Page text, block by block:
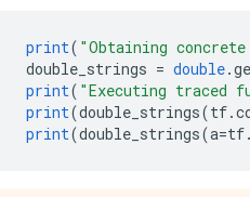
print( "Obtaining
double_strings = double.
print( "Executing traced
print(double_strings(tf.
print(double_strings(a=tf.